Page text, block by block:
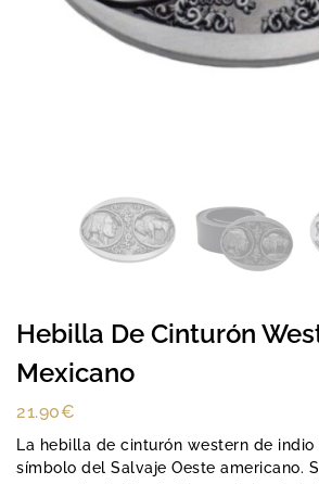
Hebilla De Cinturón
Mexicano
21.90€
La hebilla de cinturón western de indio
símbolo del Salvaje Oeste americano.